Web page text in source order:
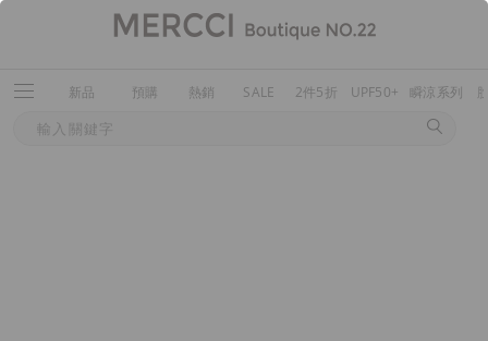
新品 預購 熱銷 SALE 2件5折 UPF50+ 瞬涼系列